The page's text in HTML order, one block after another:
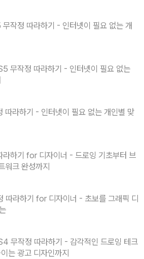
작정 따라하기 - 인터넷이 필요 없는 개
무작정 따라하기 - 인터넷이 필요 없는
따라하기 - 인터넷이 필요 없는 개인별 맞
라하기 for 디자이너 - 드로잉 기초부터 브
워크 완성까지
따라하기 for 디자이너 - 초보를 그래픽 디
무작정 따라하기 - 감각적인 드로잉 테크
는 광고 디자인까지